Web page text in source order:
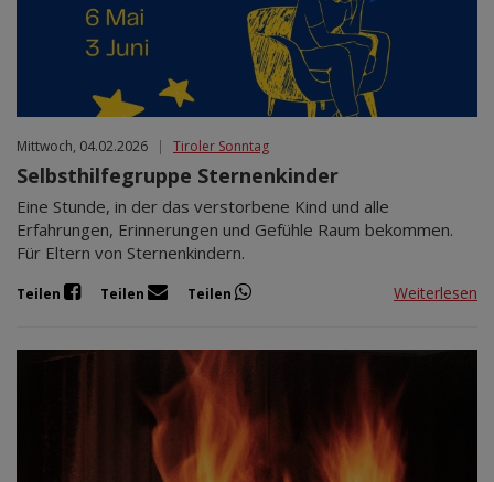
Mittwoch, 04.02.2026 | Tiroler Sonntag
Selbsthilfegruppe Sternenkinder
Eine Stunde, in der das verstorbene Kind und alle
Erfahrungen, Erinnerungen und Gefühle Raum bekommen.
Für Eltern von Sternenkindern.
Teilen Teilen Teilen Weiterlesen